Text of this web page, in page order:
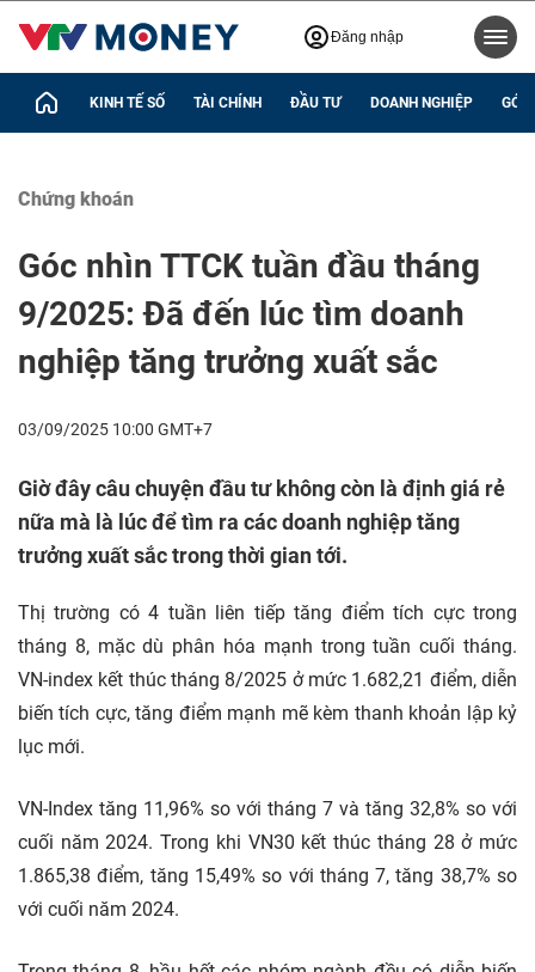
Đăng nhập
KINH TẾ SỐ TÀI CHÍNH ĐẦU TƯ DOANH NGHIỆP GÓC
Chứng khoán
Góc nhìn TTCK tuần đầu tháng
9/2025: Đã đến lúc tìm doanh
nghiệp tăng trưởng xuất sắc
03/09/2025 10:00 GMT+7
Giờ đây câu chuyện đầu tư không còn là định giá rẻ
nữa mà là lúc để tìm ra các doanh nghiệp tăng
trưởng xuất sắc trong thời gian tới.
Thị trường có 4 tuần liên tiếp tăng điểm tích cực trong
tháng 8, mặc dù phân hóa mạnh trong tuần cuối tháng.
VN-index kết thúc tháng 8/2025 ở mức 1.682,21 điểm, diễn
biến tích cực, tăng điểm mạnh mẽ kèm thanh khoản lập kỷ
lục mới.
VN-Index tăng 11,96% so với tháng 7 và tăng 32,8% so với
cuối năm 2024. Trong khi VN30 kết thúc tháng 28 ở mức
1.865,38 điểm, tăng 15,49% so với tháng 7, tăng 38,7% so
với cuối năm 2024.